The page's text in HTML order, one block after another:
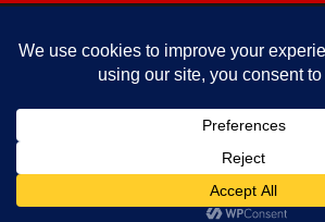
〒538-0051 大阪市鶴見区諸口５丁目浜１３－３
TEL 06-6912-1919 / FAX 06-6912-1993
YAMASHO – 株式会社ヤマショウ